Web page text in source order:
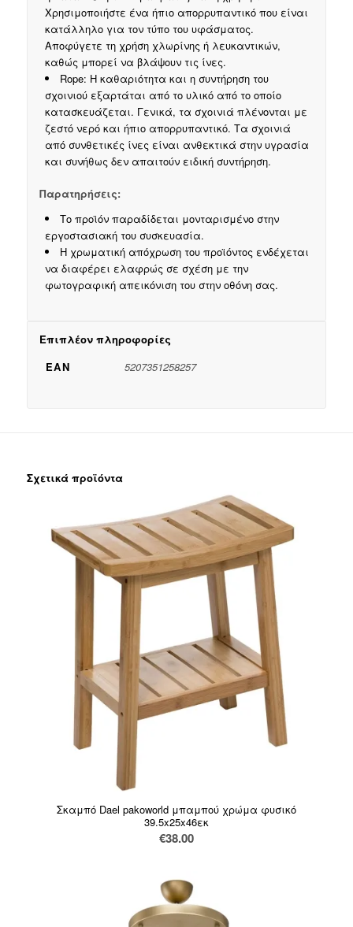
Χρησιμοποιήστε ένα ήπιο απορρυπαντικό που είναι
κατάλληλο για τον τύπο του υφάσματος.
Αποφύγετε τη χρήση χλωρίνης ή λευκαντικών,
καθώς μπορεί να βλάψουν τις ίνες.
Rope: Η καθαριότητα και η συντήρηση του
σχοινιού εξαρτάται από το υλικό από το οποίο
κατασκευάζεται. Γενικά, τα σχοινιά πλένονται με
ζεστό νερό και ήπιο απορρυπαντικό. Τα σχοινιά
από συνθετικές ίνες είναι ανθεκτικά στην υγρασία
και συνήθως δεν απαιτούν ειδική συντήρηση.
Παρατηρήσεις:
Το προϊόν παραδίδεται μονταρισμένο στην
εργοστασιακή του συσκευασία.
Η χρωματική απόχρωση του προϊόντος ενδέχεται
να διαφέρει ελαφρώς σε σχέση με την
φωτογραφική απεικόνιση του στην οθόνη σας.
Επιπλέον πληροφορίες
EAN
5207351258257
Σχετικά προϊόντα
Σκαμπό Dael pakoworld μπαμπού χρώμα φυσικό
39.5x25x46εκ
€38.00